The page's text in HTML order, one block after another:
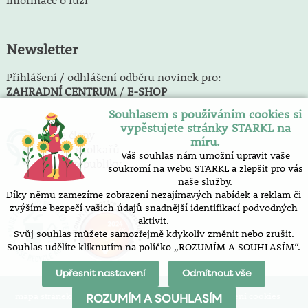
Newsletter
Přihlášení / odhlášení odběru novinek pro:
ZAHRADNÍ CENTRUM/ E-SHOP
Jsme členy
Svazu školkařů
České republiky
prohlášení o přístupnosti
nastavení cookies
Souhlasem s používáním cookies si
vypěstujete stránky STARKL na
míru.
Váš souhlas nám umožní upravit vaše
soukromí na webu STARKL a zlepšit pro vás
naše služby.
Díky němu zamezíme zobrazení nezajímavých nabídek a reklam či
zvýšíme bezpečí vašich údajů snadnější identifikací podvodných
aktivit.
Svůj souhlas můžete samozřejmě kdykoliv změnit nebo zrušit.
Souhlas udělíte kliknutím na políčko „ROZUMÍM A SOUHLASÍM“.
Upřesnit nastavení Odmítnout vše
ROZUMÍM A SOUHLASÍM